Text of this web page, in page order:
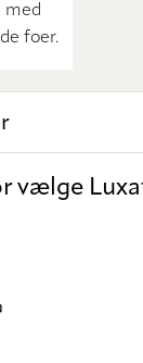
med
foer.
vælge